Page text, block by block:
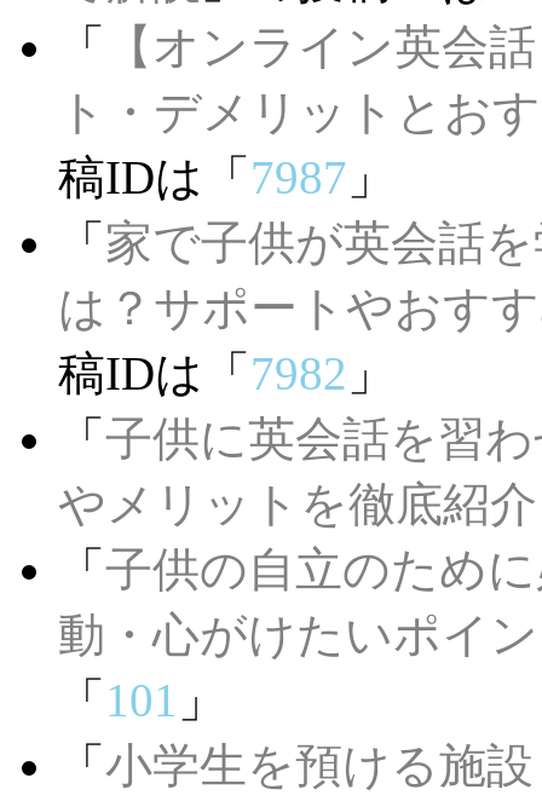
「
【オンライン英会
ト・デメリットとお
稿IDは「 7987 」
「 家で子供が英会話
は？サポートやおす
稿IDは「 7982 」
「 子供に英会話を習
やメリットを徹底紹
「 子供の自立のため
動・心がけたいポイ
「 101 」
「 小学生を預ける施